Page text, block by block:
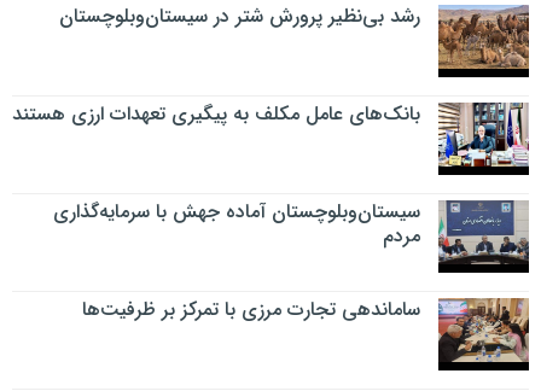
رشد بی‌نظیر پرورش شتر در سیستان‌وبلوچستان
بانک‌های عامل مکلف به پیگیری تعهدات ارزی هستند
سیستان‌وبلوچستان آماده جهش با سرمایه‌گذاری
مردم
ساماندهی تجارت مرزی با تمرکز بر ظرفیت‌ها